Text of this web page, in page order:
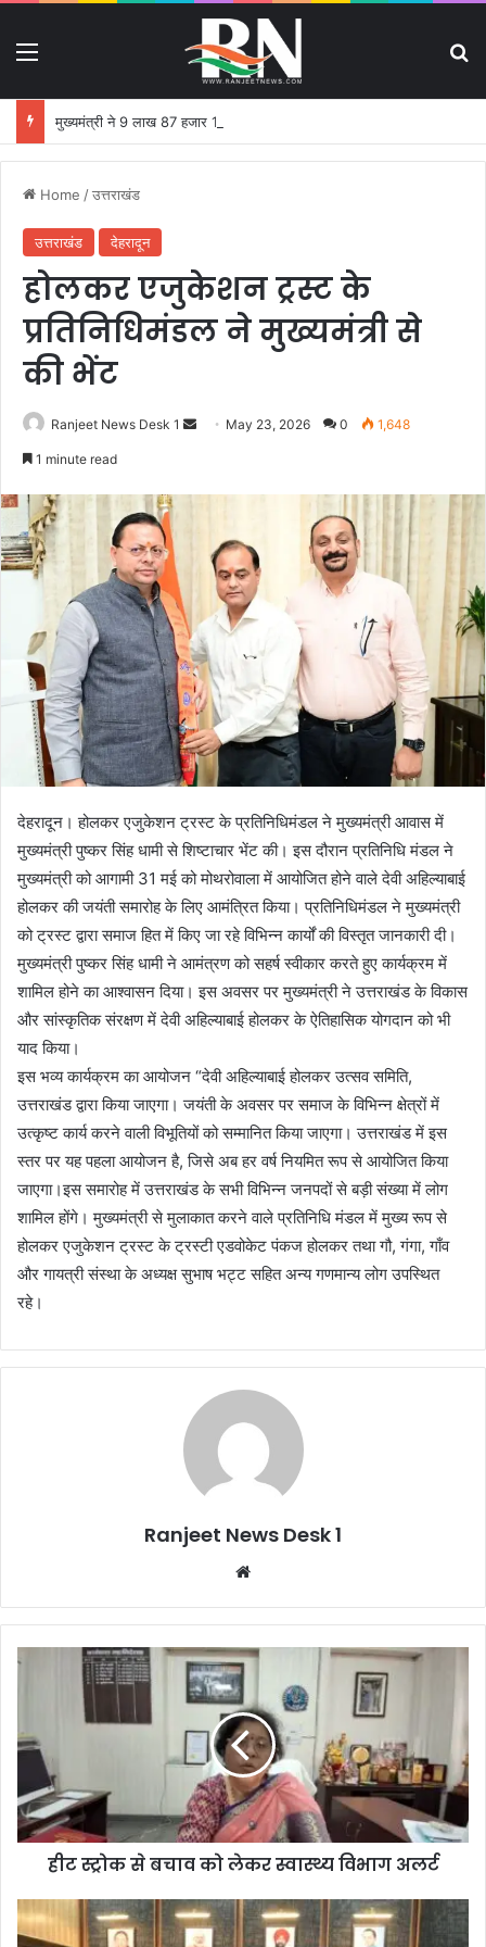
Home /उत्तराखंड
उत्तराखंड देहरादून
होलकर एजुकेशन ट्रस्ट के
प्रतिनिधिमंडल ने मुख्यमंत्री से
की भेंट
Ranjeet News Desk 1
a
i
l
May 23, 2026 0 1,648
1 minute read
देहरादून। होलकर एजुकेशन ट्रस्ट के प्रतिनिधिमंडल ने मुख्यमंत्री आवास में
मुख्यमंत्री पुष्कर सिंह धामी से शिष्टाचार भेंट की। इस दौरान प्रतिनिधि मंडल ने
मुख्यमंत्री को आगामी 31 मई को मोथरोवाला में आयोजित होने वाले देवी अहिल्याबाई
होलकर की जयंती समारोह के लिए आमंत्रित किया। प्रतिनिधिमंडल ने मुख्यमंत्री
को ट्रस्ट द्वारा समाज हित में किए जा रहे विभिन्न कार्यों की विस्तृत जानकारी दी।
मुख्यमंत्री पुष्कर सिंह धामी ने आमंत्रण को सहर्ष स्वीकार करते हुए कार्यक्रम में
शामिल होने का आश्वासन दिया। इस अवसर पर मुख्यमंत्री ने उत्तराखंड के विकास
और सांस्कृतिक संरक्षण में देवी अहिल्याबाई होलकर के ऐतिहासिक योगदान को भी
याद किया।
इस भव्य कार्यक्रम का आयोजन “देवी अहिल्याबाई होलकर उत्सव समिति,
उत्तराखंड द्वारा किया जाएगा। जयंती के अवसर पर समाज के विभिन्न क्षेत्रों में
उत्कृष्ट कार्य करने वाली विभूतियों को सम्मानित किया जाएगा। उत्तराखंड में इस
स्तर पर यह पहला आयोजन है, जिसे अब हर वर्ष नियमित रूप से आयोजित किया
जाएगा।इस समारोह में उत्तराखंड के सभी विभिन्न जनपदों से बड़ी संख्या में लोग
शामिल होंगे। मुख्यमंत्री से मुलाकात करने वाले प्रतिनिधि मंडल में मुख्य रूप से
होलकर एजुकेशन ट्रस्ट के ट्रस्टी एडवोकेट पंकज होलकर तथा गौ, गंगा, गाँव
और गायत्री संस्था के अध्यक्ष सुभाष भट्ट सहित अन्य गणमान्य लोग उपस्थित
रहे।
Ranjeet News Desk 1
te
हीट स्ट्रोक से बचाव को लेकर स्वास्थ्य विभाग अलर्ट